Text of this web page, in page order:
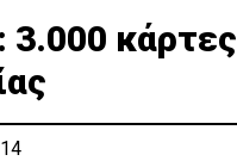
κάρτες